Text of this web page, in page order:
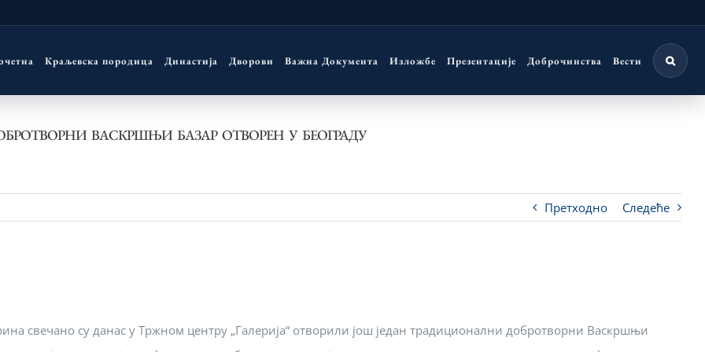
Краљевска породица Династија Дворови Важна Документа Изложбе Презентације Доброчинства Вести
ВАСКРШЊИ БАЗАР ОТВОРЕН У БЕОГРАДУ
Претходно Следеће
свечано су данас у Тржном центру „Галерија“ отворили још један традиционални добротворни Васкршњи